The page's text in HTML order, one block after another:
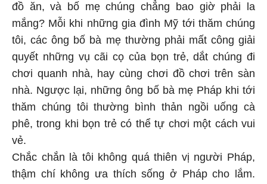
đồ ăn, và bố mẹ chúng chẳng bao giờ phải la
mắng? Mỗi khi những gia đình Mỹ tới thăm chúng
tôi, các ông bố bà mẹ thường phải mất công giải
quyết những vụ cãi cọ của bọn trẻ, dắt chúng đi
chơi quanh nhà, hay cùng chơi đồ chơi trên sàn
nhà. Ngược lại, những ông bố bà mẹ Pháp khi tới
thăm chúng tôi thường bình thản ngồi uống cà
phê, trong khi bọn trẻ có thể tự chơi một cách vui
vẻ.
Chắc chắn là tôi không quá thiên vị người Pháp,
thậm chí không ưa thích sống ở Pháp cho lắm.